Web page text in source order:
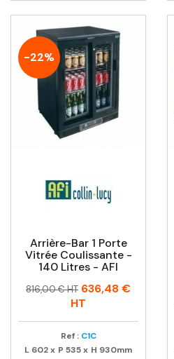
-22%
Arrière-Bar 1 Porte
Vitrée Coulissante -
140 Litres - AFI
Prix
Prix
816,00 € HT 636,48 €
HT
Ref : C1C
L 602x P 535x H 930mm